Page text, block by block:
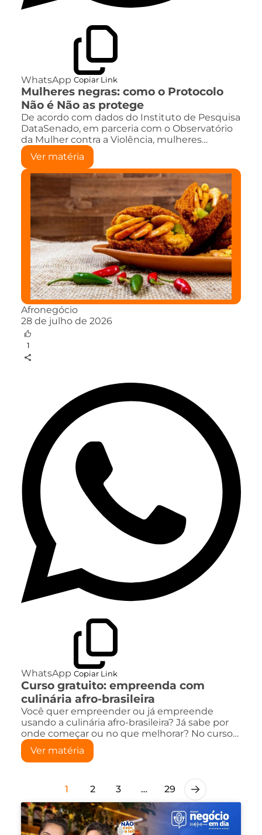
WhatsApp Copiar Link
Mulheres negras: como o Protocolo
Não é Não as protege
De acordo com dados do Instituto de Pesquisa
DataSenado, em parceria com o Observatório
da Mulher contra a Violência, mulheres…
Ver matéria
Afronegócio
28 de julho de 2026
1
WhatsApp Copiar Link
Curso gratuito: empreenda com
culinária afro-brasileira
Você quer empreender ou já empreende
usando a culinária afro-brasileira? Já sabe por
onde começar ou no que melhorar? No curso…
Ver matéria
1 2 3 … 29